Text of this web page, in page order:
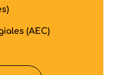
(AEC)